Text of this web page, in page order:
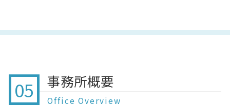
05 事務所概要
Office Overview